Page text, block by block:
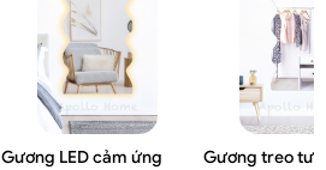
Gương LED cảm ứng
Gương treo